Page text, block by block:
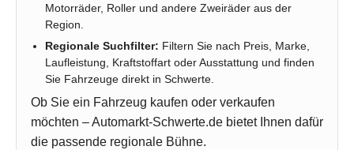
Motorräder, Roller und andere Zweiräder aus der
Region.
Regionale Suchfilter: Filtern Sie nach Preis, Marke,
Laufleistung, Kraftstoffart oder Ausstattung und finden
Sie Fahrzeuge direkt in Schwerte.
Ob Sie ein Fahrzeug kaufen oder verkaufen
möchten – Automarkt-Schwerte.de bietet Ihnen dafür
die passende regionale Bühne.